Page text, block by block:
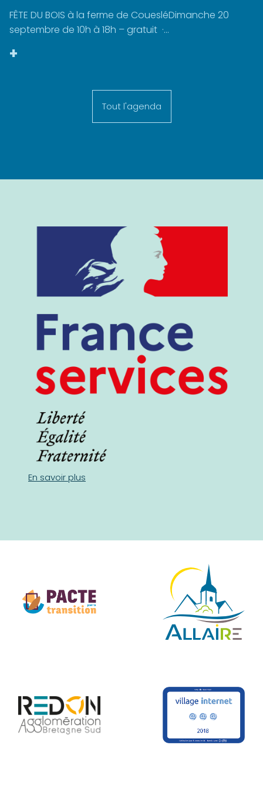
FÊTE DU BOIS à la ferme de CouesléDimanche 20
septembre de 10h à 18h – gratuit ·...
+
Tout l'agenda
En savoir plus